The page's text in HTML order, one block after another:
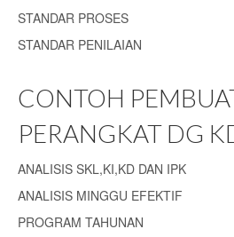
STANDAR PROSES
STANDAR PENILAIAN
CONTOH
PERANGKAT DG
ANALISIS SKL,KI,KD DAN IPK
ANALISIS MINGGU EFEKTIF
PROGRAM TAHUNAN